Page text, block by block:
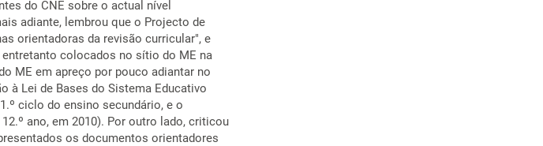
do CNE sobre o actual nível
adiante, lembrou que o Projecto de
orientadoras da revisão curricular", e
colocados no sítio do ME na
ME em apreço por pouco adiantar no
à Lei de Bases do Sistema Educativo
ciclo do ensino secundário, e o
ano, em 2010). Por outro lado, criticou
os documentos orientadores